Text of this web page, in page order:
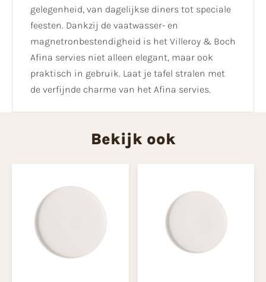
gelegenheid, van dagelijkse diners tot speciale
feesten. Dankzij de vaatwasser- en
magnetronbestendigheid is het Villeroy & Boch
Afina servies niet alleen elegant, maar ook
praktisch in gebruik. Laat je tafel stralen met
de verfijnde charme van het Afina servies.
Bekijk ook